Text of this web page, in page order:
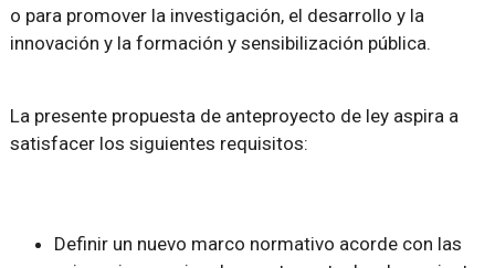
o para promover la investigación, el desarrollo y la
innovación y la formación y sensibilización pública.
La presente propuesta de anteproyecto de ley aspira a
satisfacer los siguientes requisitos:
Definir un nuevo marco normativo acorde con las